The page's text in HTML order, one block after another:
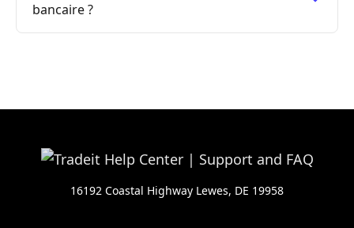
bancaire ?
16192 Coastal Highway Lewes, DE 19958